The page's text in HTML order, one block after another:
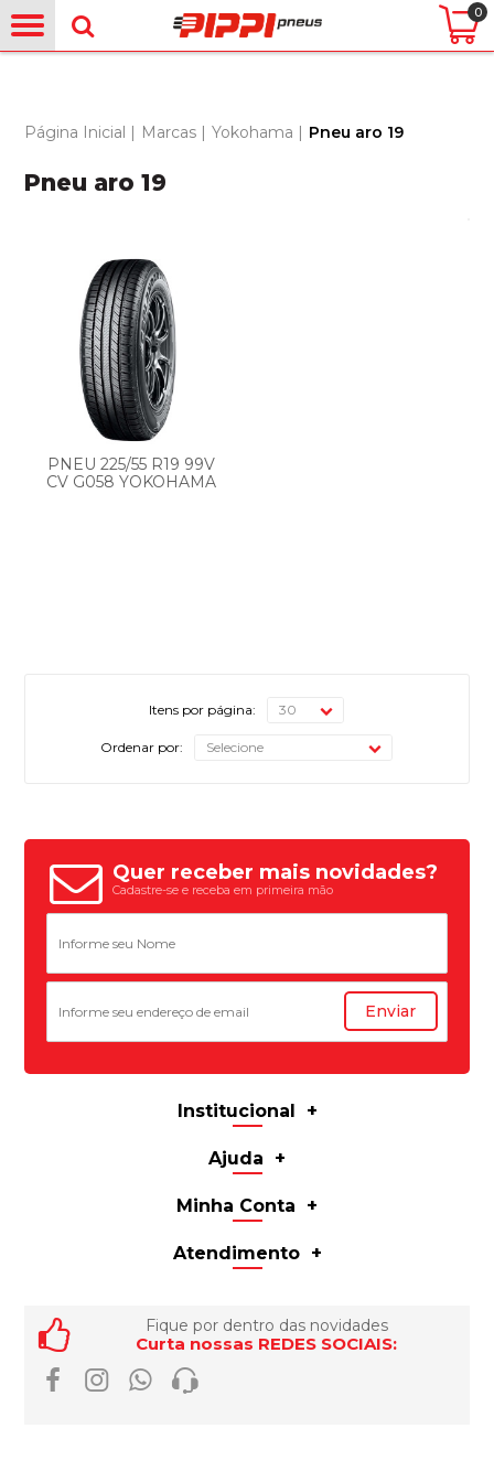
0
Página Inicial | Marcas | Yokohama | Pneu aro 19
Pneu aro 19
PNEU 225/55 R19 99V
CV G058 YOKOHAMA
Itens por página:
Ordenar por:
Quer receber mais novidades?
Cadastre-se e receba em primeira mão
Enviar
Institucional
Ajuda
Minha Conta
Atendimento
Fique por dentro das novidades
Curta nossas REDES SOCIAIS: